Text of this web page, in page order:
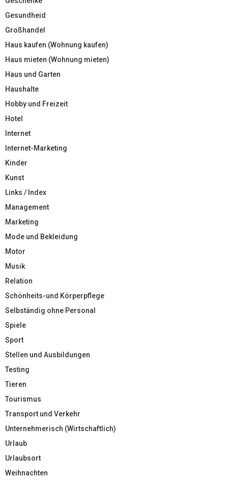
Gesundheid
Großhandel
Haus kaufen (Wohnung kaufen)
Haus mieten (Wohnung mieten)
Haus und Garten
Haushalte
Hobby und Freizeit
Hotel
Internet
Internet-Marketing
Kinder
Kunst
Links / Index
Management
Marketing
Mode und Bekleidung
Motor
Musik
Relation
Schönheits-und Körperpflege
Selbständig ohne Personal
Spiele
Sport
Stellen und Ausbildungen
Testing
Tieren
Tourismus
Transport und Verkehr
Unternehmerisch (Wirtschaftlich)
Urlaub
Urlaubsort
Weihnachten